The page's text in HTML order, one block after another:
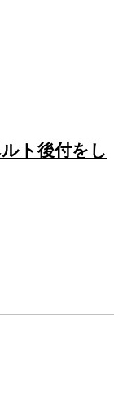
ト後付をし